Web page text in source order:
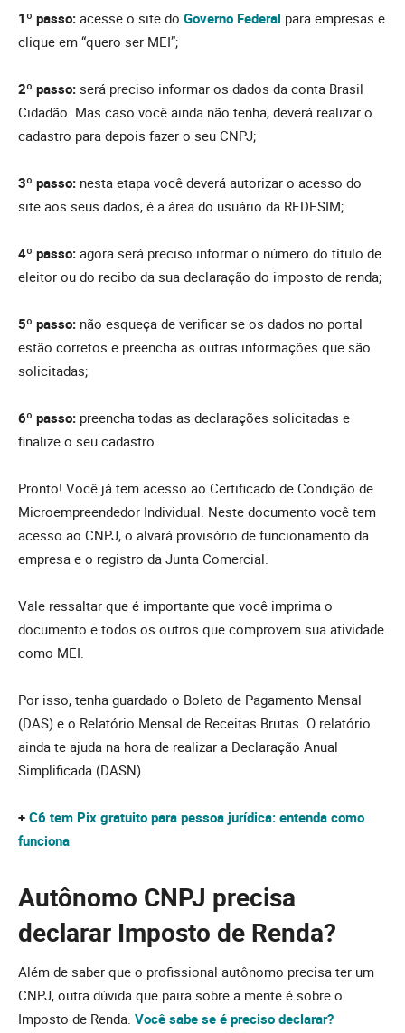
1º passo: acesse o site do Governo Federal para empresas e
clique em “quero ser MEI”;
2º passo: será preciso informar os dados da conta Brasil
Cidadão. Mas caso você ainda não tenha, deverá realizar o
cadastro para depois fazer o seu CNPJ;
3º passo: nesta etapa você deverá autorizar o acesso do
site aos seus dados, é a área do usuário da REDESIM;
4º passo: agora será preciso informar o número do título de
eleitor ou do recibo da sua declaração do imposto de renda;
5º passo: não esqueça de verificar se os dados no portal
estão corretos e preencha as outras informações que são
solicitadas;
6º passo: preencha todas as declarações solicitadas e
finalize o seu cadastro.
Pronto! Você já tem acesso ao Certificado de Condição de
Microempreendedor Individual. Neste documento você tem
acesso ao CNPJ, o alvará provisório de funcionamento da
empresa e o registro da Junta Comercial.
Vale ressaltar que é importante que você imprima o
documento e todos os outros que comprovem sua atividade
como MEI.
Por isso, tenha guardado o Boleto de Pagamento Mensal
(DAS) e o Relatório Mensal de Receitas Brutas. O relatório
ainda te ajuda na hora de realizar a Declaração Anual
Simplificada (DASN).
+ C6 tem Pix gratuito para pessoa jurídica: entenda como
funciona
Autônomo CNPJ precisa
declarar Imposto de Renda?
Além de saber que o profissional autônomo precisa ter um
CNPJ, outra dúvida que paira sobre a mente é sobre o
Imposto de Renda. Você sabe se é preciso declarar?